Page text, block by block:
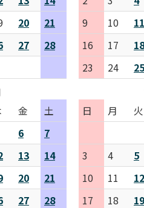
20
21
27
28
9
10
11
16
17
18
23
24
25
金
土
6
7
13
14
20
21
27
28
日
月 火
3 4
5
10
11
12
17
18
19